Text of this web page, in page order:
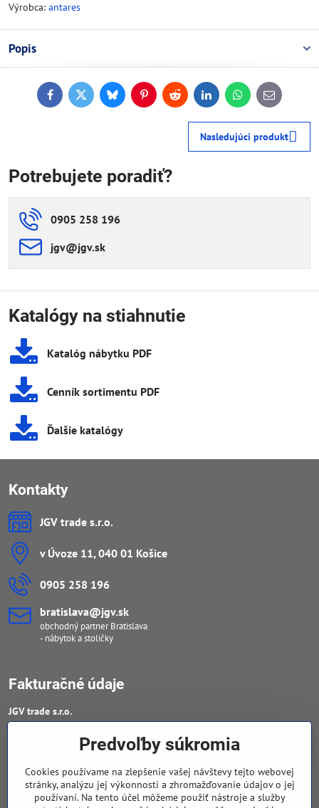
Výrobca: antares
Popis
FacebookTwitterBlueskyPinterestReddit LinkedInWhatsApp
E-
mail
Nasledujúci produkt
Potrebujete poradiť?
0905 258 196
jgv​@jgv​.sk
Katalógy na stiahnutie
Katalóg nábytku PDF
Cenník sortimentu PDF
Ďalšie katalógy
Kontakty
JGV trade s​.r​.o​.
v Úvoze 11, 040 01 Košice
0905 258 196
bratislava​@jgv​.sk
obchodný partner Bratislava
- nábytok a stoličky
Fakturačné údaje
JGV trade s​.r​.o​.
DIČ : 20223652906
IČ DPH : SK 2023652906
Predvoľby súkromia
Cookies používame na zlepšenie vašej návštevy tejto webovej
stránky, analýzu jej výkonnosti a zhromažďovanie údajov o jej
používaní. Na tento účel môžeme použiť nástroje a služby